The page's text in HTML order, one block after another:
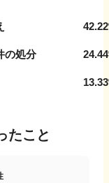
42.22
の処分 24.44
13.33
たこと